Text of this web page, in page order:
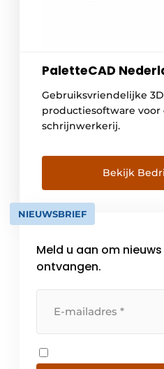
PaletteCAD
Gebruiksvriendelijke
productiesoftware
schrijnwerkerij.
Bekijk
NIEUWSBRIEF
Meld u aan om
ontvangen.